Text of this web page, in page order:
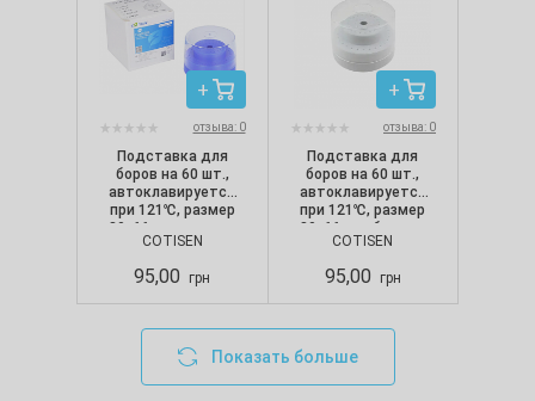
отзыва: 0
Подставка для
боров на 60 шт.,
автоклавируется
при 121℃, размер
89х66 мм, синяя с
прозрачной
COTISEN
95,00 грн
отзыва: 0
Подставка для
боров на 60 шт.,
автоклавируется
при 121℃, размер
89х66 мм, белая с
прозрачной
COTISEN
95,00 грн
Показать больше